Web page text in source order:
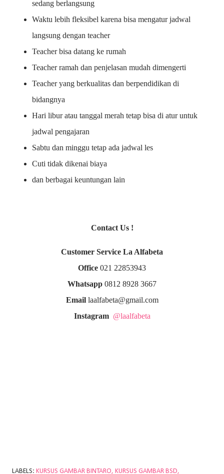
sedang berlangsung
Waktu lebih fleksibel karena bisa mengatur jadwal
langsung dengan teacher
Teacher bisa datang ke rumah
Teacher ramah dan penjelasan mudah dimengerti
Teacher yang berkualitas dan berpendidikan di
bidangnya
Hari libur atau tanggal merah tetap bisa di atur untuk
jadwal pengajaran
Sabtu dan minggu tetap ada jadwal les
Cuti tidak dikenai biaya
dan berbagai keuntungan lain
Contact Us !
Customer Service La Alfabeta
Office 021 22853943
Whatsapp 0812 8928 3667
Emaillaalfabeta@gmail.com
Instagram @laalfabeta
LABELS: KURSUS GAMBAR BINTARO KURSUS GAMBAR BSD